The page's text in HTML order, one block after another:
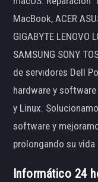
MacBook, ACER
GIGABYTE LENOVO
SAMSUNG SONY
de servidores Dell
hardware y
y Linux.
software y
prolongando su vida
Informático 24